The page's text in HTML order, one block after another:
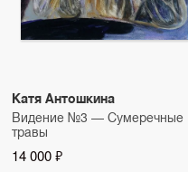
Катя Антошкина
Видение №3 — Сумеречные
травы
14 000 ₽